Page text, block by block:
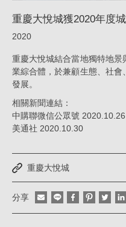
重慶大悅城獲2020年度
2020
重慶大悅城結合當地獨特地
業綜合體，於兼顧生態、社
發展。
相關新聞連結：
中購聯微信公眾號 2020.10.26
美通社 2020.10.30
重慶大悅城
分享